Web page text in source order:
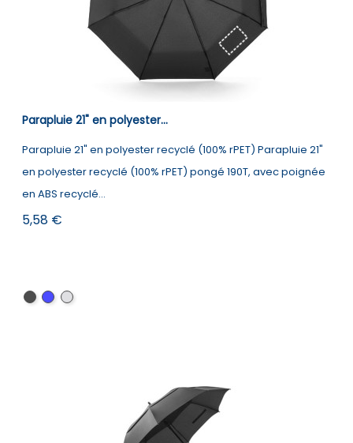
Parapluie 21" en polyester...
Parapluie 21" en polyester recyclé (100% rPET) Parapluie 21"
en polyester recyclé (100% rPET) pongé 190T, avec poignée
en ABS recyclé...
Prix
5,58 €
NoirBleuGris